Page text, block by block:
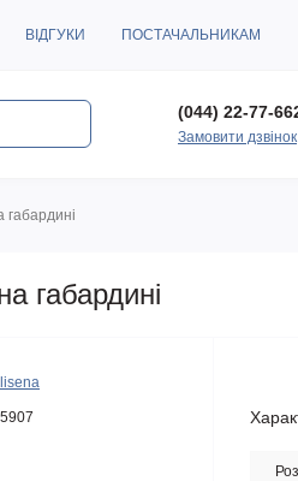
ВІДГУКИ ПОСТАЧАЛЬНИКАМ
(044) 22-77-
Замовити дзвінок
габардині
5907